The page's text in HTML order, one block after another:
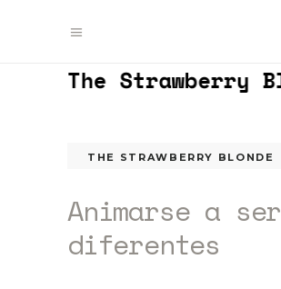
THE STRAWBERRY BLONDE
Animarse a ser
diferentes